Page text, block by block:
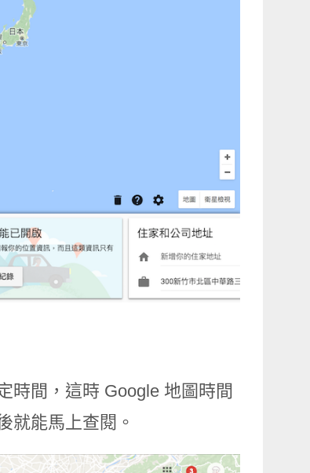
時間，這時 Google 地圖時間
就能馬上查閱。